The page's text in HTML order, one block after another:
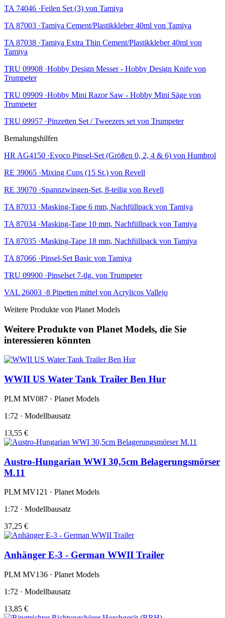
TA 74046 ·Feilen Set (3) von Tamiya
TA 87003 ·Tamiya Cement/Plastikkleber 40ml von Tamiya
TA 87038 ·Tamiya Extra Thin Cement/Plastikkleber 40ml von
Tamiya
TRU 09908 ·Hobby Design Messer - Hobby Design Knife von
Trumpeter
TRU 09909 ·Hobby Mini Razor Saw - Hobby Mini Säge von
Trumpeter
TRU 09957 ·Pinzetten Set / Tweezers set von Trumpeter
Bemalungshilfen
HR AG4150 ·Evoco Pinsel-Set (Größen 0, 2, 4 & 6) von Humbrol
RE 39065 ·Mixing Cups (15 St.) von Revell
RE 39070 ·Spannzwingen-Set, 8-teilig von Revell
TA 87033 ·Masking-Tape 6 mm, Nachfüllpack von Tamiya
TA 87034 ·Masking-Tape 10 mm, Nachfüllpack von Tamiya
TA 87035 ·Masking-Tape 18 mm, Nachfüllpack von Tamiya
TA 87066 ·Pinsel-Set Basic von Tamiya
TRU 09900 ·Pinselset 7-tlg. von Trumpeter
VAL 26003 ·8 Pipetten mittel von Acrylicos Vallejo
Weitere Produkte von Planet Models
Weitere Produkte von Planet Models, die Sie
interessieren könnten
WWII US Water Tank Trailer Ben Hur
PLM MV087 · Planet Models
1:72 · Modellbausatz
13,55 €
Austro-Hungarian WWI 30,5cm Belagerungsmörser
M.11
PLM MV121 · Planet Models
1:72 · Modellbausatz
37,25 €
Anhänger E-3 - German WWII Trailer
PLM MV136 · Planet Models
1:72 · Modellbausatz
13,85 €